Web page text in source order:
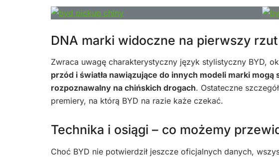
DNA marki widoczne na pierwszy
Zwraca uwagę charakterystyczny język stylistyczny BYD,
przód i światła nawiązujące do innych modeli marki
rozpoznawalny na chińskich drogach. Ostateczne
premiery, na którą BYD na razie każe czekać.
Technika i osiągi – co możemy
Choć BYD nie potwierdził jeszcze oficjalnych danych,